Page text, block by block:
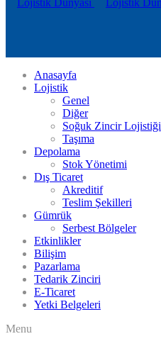
Anasayfa
Lojistik
Genel
Diğer
Soğuk Zincir Lojistiği
Taşıma
Depolama
Stok Yönetimi
Dış Ticaret
Akreditif
Teslim Şekilleri
Gümrük
Serbest Bölgeler
Etkinlikler
Bilişim
Pazarlama
Tedarik Zinciri
E-Ticaret
Yetki Belgeleri
Menu